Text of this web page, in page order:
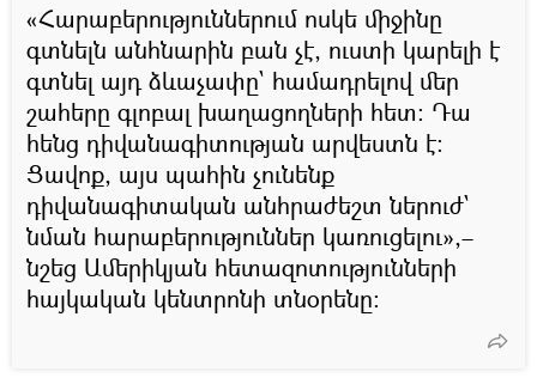
«Հարաբերություններում ոսկե միջինը
գտնելն անհնարին բան չէ, ուստի կարելի է
գտնել այդ ձևաչափը` համադրելով մեր
շահերը գլոբալ խաղացողների հետ։ Դա
հենց դիվանագիտության արվեստն է։
Ցավոք, այս պահին չունենք
դիվանագիտական անհրաժեշտ ներուժ`
նման հարաբերություններ կառուցելու»,–
նշեց Ամերիկյան հետազոտությունների
հայկական կենտրոնի տնօրենը։